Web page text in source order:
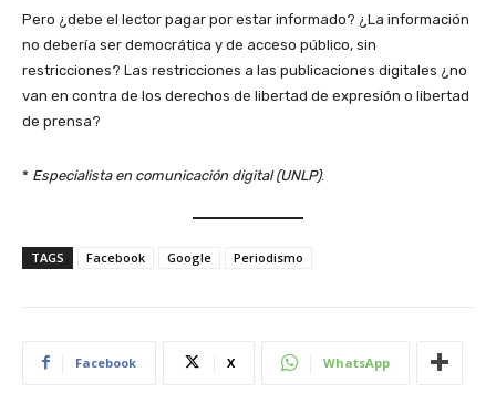
Pero ¿debe el lector pagar por estar informado? ¿La información
no debería ser democrática y de acceso público, sin
restricciones? Las restricciones a las publicaciones digitales ¿no
van en contra de los derechos de libertad de expresión o libertad
de prensa?
* Especialista en comunicación digital (UNLP).
TAGS Facebook Google Periodismo
Facebook X WhatsApp